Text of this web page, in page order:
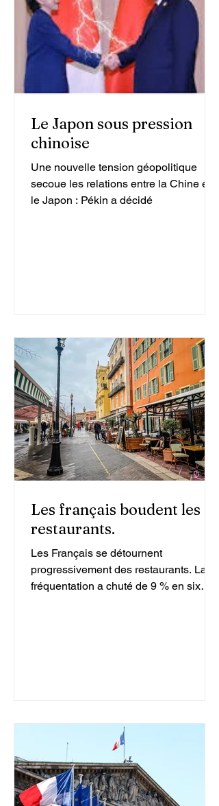
Le Japon sous pression
chinoise
Une nouvelle tension géopolitique
secoue les relations entre la Chine et
le Japon : Pékin a décidé
Les français boudent les
restaurants.
Les Français se détournent
progressivement des restaurants. La
fréquentation a chuté de 9 % en six